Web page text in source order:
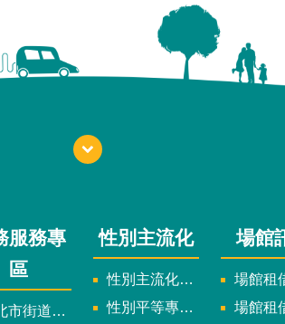
服務專
區
道遊戲申請專區
性別主流化
性別主流化實施計畫暨細部計畫
性別平等專案小組委員名單
場館
場館租
場館租